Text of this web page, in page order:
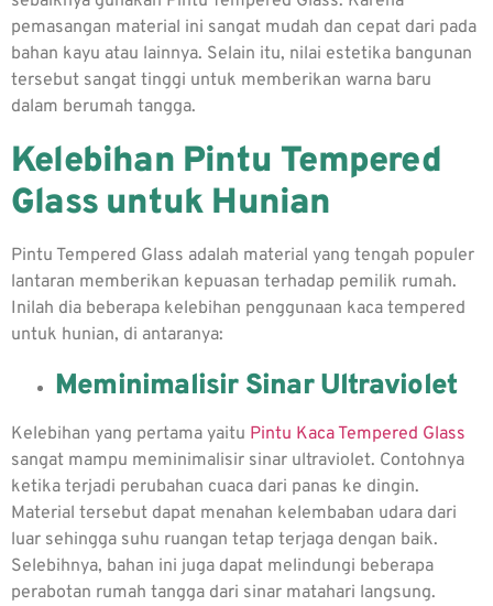
pemasangan material ini sangat mudah dan cepat dari pada
bahan kayu atau lainnya. Selain itu, nilai estetika bangunan
tersebut sangat tinggi untuk memberikan warna baru
dalam berumah tangga.
Kelebihan Pintu Tempered
Glass untuk Hunian
Pintu Tempered Glass adalah material yang tengah populer
lantaran memberikan kepuasan terhadap pemilik rumah.
Inilah dia beberapa kelebihan penggunaan kaca tempered
untuk hunian, di antaranya:
Meminimalisir Sinar Ultraviolet
Kelebihan yang pertama yaitu Pintu Kaca Tempered Glass
sangat mampu meminimalisir sinar ultraviolet. Contohnya
ketika terjadi perubahan cuaca dari panas ke dingin.
Material tersebut dapat menahan kelembaban udara dari
luar sehingga suhu ruangan tetap terjaga dengan baik.
Selebihnya, bahan ini juga dapat melindungi beberapa
perabotan rumah tangga dari sinar matahari langsung.